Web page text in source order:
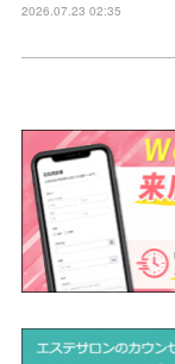
2026.07.23 02:35